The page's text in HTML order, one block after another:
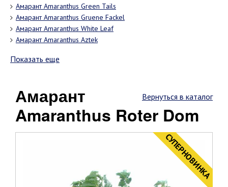
Амарант Amaranthus Green Tails
Амарант Amaranthus Gruene Fackel
Амарант Amaranthus White Leaf
Амарант Amaranthus Aztek
Показать еще
Вернуться в каталог
Амарант
Amaranthus Roter Dom
CУПЕРНОВИНКА